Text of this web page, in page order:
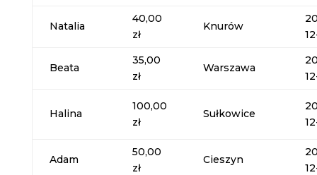
Natalia
40,00
zł
Knurów
Beata
35,00
zł
Warszawa
Halina
100,00
zł
Sułkowice
Adam
50,00
zł
Cieszyn